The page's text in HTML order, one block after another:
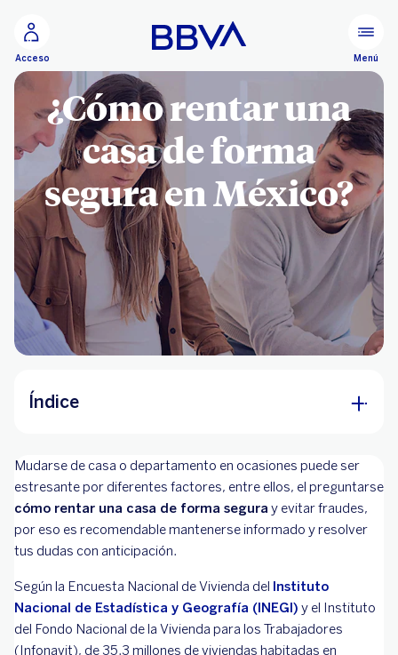
Acceso Menú
¿Cómo rentar una
casa de forma
segura en México?
Índice
en México?
¿Qué se debe tener en cuenta al rentar una
Costo del alquiler
Ubicación
Condiciones del contrato
Servicios y comodidades
Mudarse de casa o departamento en ocasiones puede ser
estresante por diferentes factores, entre ellos, el preguntarse
cómo rentar una casa de forma segura y evitar fraudes,
por eso es recomendable mantenerse informado y resolver
tus dudas con anticipación.
Según la Encuesta Nacional de Vivienda del Instituto
Nacional de Estadística y Geografía (INEGI) y el Instituto
del Fondo Nacional de la Vivienda para los Trabajadores
(Infonavit), de 35.3 millones de viviendas habitadas en